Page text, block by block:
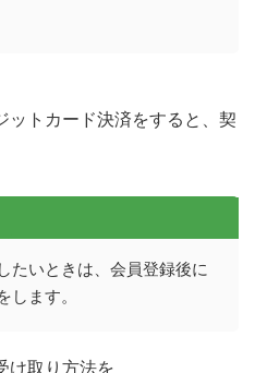
ットカード決済をすると、契
たいときは、会員登録後に
ます。
け取り方法を